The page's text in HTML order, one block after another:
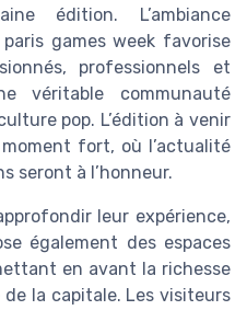
édition. L’ambiance
games week favorise
professionnels et
véritable communauté
pop. L’édition à venir
fort, où l’actualité
seront à l’honneur.
leur expérience,
également des espaces
en avant la richesse
la capitale. Les visiteurs